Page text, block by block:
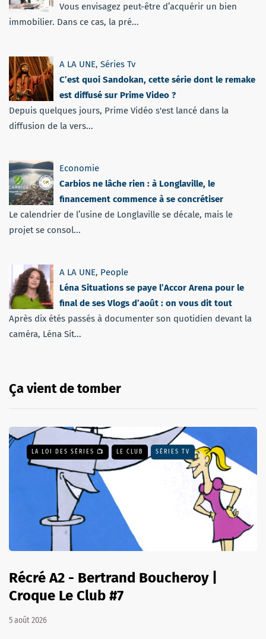
Vous envisagez peut-être d’acquérir un bien
immobilier. Dans ce cas, la pré...
A LA UNE, Séries Tv
C’est quoi Sandokan, cette série dont le remake
est diffusé sur Prime Video ?
Depuis quelques jours, Prime Vidéo s'est lancé dans la
diffusion de la vers...
Economie
Carbios ne lâche rien : à Longlaville, le
financement commence à se concrétiser
Le calendrier de l’usine de Longlaville se décale, mais le
projet se consol...
A LA UNE, People
Léna Situations se paye l’Accor Arena pour le
final de ses Vlogs d’août : on vous dit tout
Après dix étés passés à documenter son quotidien devant la
caméra, Léna Sit...
Ça vient de tomber
LA LOI DES SÉRIES 📺 LE CLUB SÉRIES TV
Récré A2 - Bertrand Boucheroy |
Croque Le Club #7
5 août 2026